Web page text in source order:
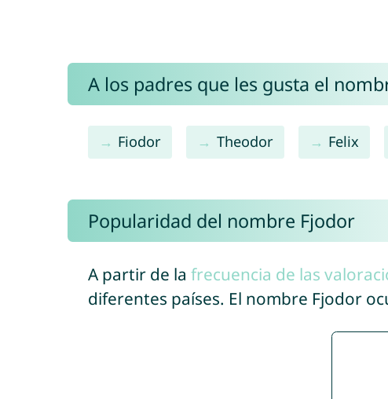
A los padres que les gusta el
Fiodor Theodor Felix
Popularidad del nombre Fjodor
A partir de la frecuencia de las
diferentes países. El nombre Fjodor